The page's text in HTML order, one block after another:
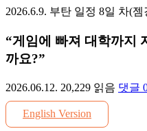
2026.6.9. 부탄 일정 8일 차(
“게임에 빠져 대학까지
까요?”
2026.06.12. 20,229 읽음 댓글
English Version